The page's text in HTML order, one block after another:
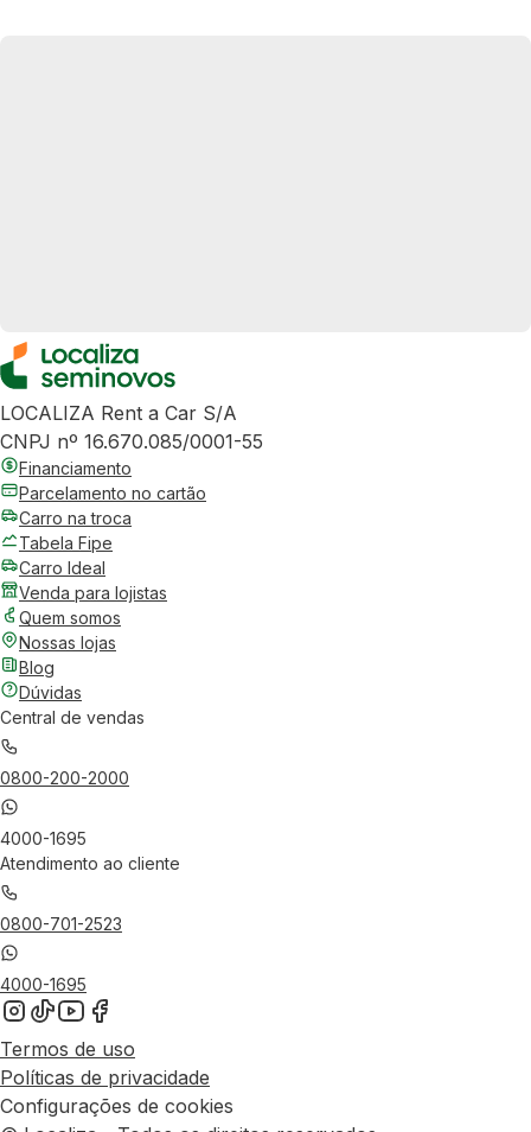
LOCALIZA Rent a Car S/A
CNPJ nº 16.670.085/0001-55
Financiamento
Parcelamento no cartão
Carro na troca
Tabela Fipe
Carro Ideal
Venda para lojistas
Quem somos
Nossas lojas
Blog
Dúvidas
Central de vendas
0800-200-2000
4000-1695
Atendimento ao cliente
0800-701-2523
4000-1695
Termos de uso
Políticas de privacidade
Configurações de cookies